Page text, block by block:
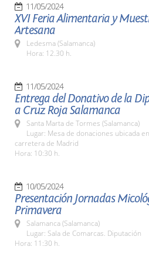
11/05/2024
XVI Feria Alimentaria y
Artesana
Ledesma (Salamanca)
Hora: 12.30 h.
11/05/2024
Entrega del Donativo de la
a Cruz Roja Salamanca
Santa Marta de Tormes (Salamanca)
Lugar: Mesa de donaciones ubicada
carretera de Madrid
Hora: 10:30 h.
10/05/2024
Presentación Jornadas
Primavera
Salamanca (Salamanca)
Lugar: Sala de Comarcas. Diputación
Hora: 11:30 h.